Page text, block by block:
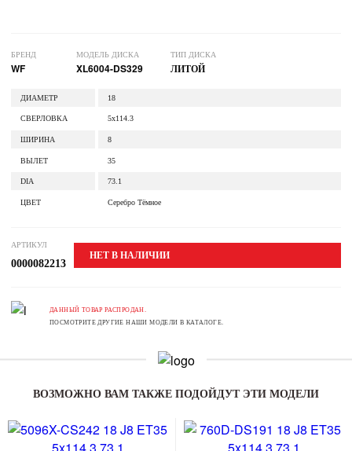
БРЕНД
WF
МОДЕЛЬ ДИСКА
XL6004-DS329
ТИП ДИСКА
ЛИТОЙ
ДИАМЕТР 18
СВЕРЛОВКА 5x114.3
ШИРИНА 8
ВЫЛЕТ 35
DIA 73.1
ЦВЕТ Серебро Тёмное
АРТИКУЛ
0000082213
НЕТ В НАЛИЧИИ
ДАННЫЙ ТОВАР РАСПРОДАН.
ПОСМОТРИТЕ ДРУГИЕ НАШИ МОДЕЛИ В КАТАЛОГЕ.
ВОЗМОЖНО ВАМ ТАКЖЕ ПОДОЙДУТ ЭТИ МОДЕЛИ